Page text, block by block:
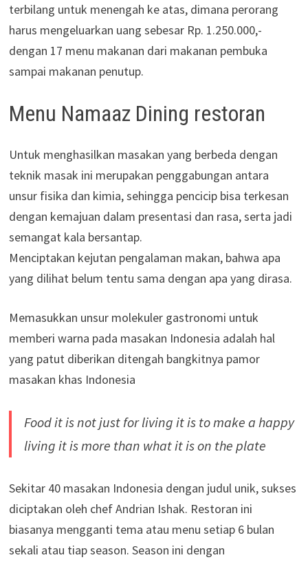
terbilang untuk menengah ke atas, dimana perorang
harus mengeluarkan uang sebesar Rp. 1.250.000,-
dengan 17 menu makanan dari makanan pembuka
sampai makanan penutup.
Menu Namaaz Dining restoran
Untuk menghasilkan masakan yang berbeda dengan
teknik masak ini merupakan penggabungan antara
unsur fisika dan kimia, sehingga pencicip bisa terkesan
dengan kemajuan dalam presentasi dan rasa, serta jadi
semangat kala bersantap.
Menciptakan kejutan pengalaman makan, bahwa apa
yang dilihat belum tentu sama dengan apa yang dirasa.
Memasukkan unsur molekuler gastronomi untuk
memberi warna pada masakan Indonesia adalah hal
yang patut diberikan ditengah bangkitnya pamor
masakan khas Indonesia
Food it is not just for living it is to make a happy
living it is more than what it is on the plate
Sekitar 40 masakan Indonesia dengan judul unik, sukses
diciptakan oleh chef Andrian Ishak. Restoran ini
biasanya mengganti tema atau menu setiap 6 bulan
sekali atau tiap season. Season ini dengan